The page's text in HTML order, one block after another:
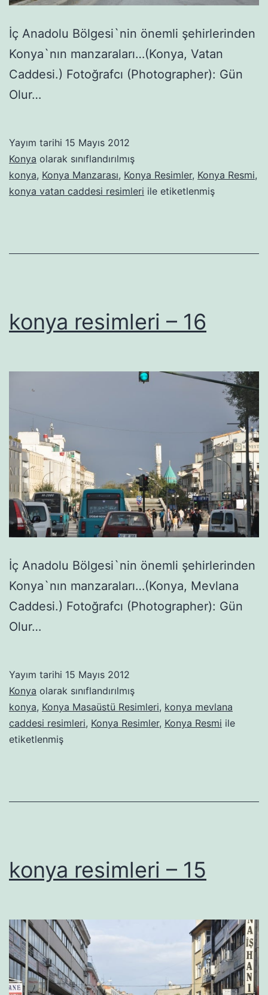
İç Anadolu Bölgesi`nin önemli şehirlerinden
Konya`nın manzaraları…(Konya, Vatan
Caddesi.) Fotoğrafcı (Photographer): Gün
Olur…
Yayım tarihi 15 Mayıs 2012
Konya olarak sınıflandırılmış
konya, Konya Manzarası, Konya Resimler, Konya Resmi,
konya vatan caddesi resimleri ile etiketlenmiş
konya resimleri – 16
İç Anadolu Bölgesi`nin önemli şehirlerinden
Konya`nın manzaraları…(Konya, Mevlana
Caddesi.) Fotoğrafcı (Photographer): Gün
Olur…
Yayım tarihi 15 Mayıs 2012
Konya olarak sınıflandırılmış
konya, Konya Masaüstü Resimleri, konya mevlana
caddesi resimleri, Konya Resimler, Konya Resmi ile
etiketlenmiş
konya resimleri – 15